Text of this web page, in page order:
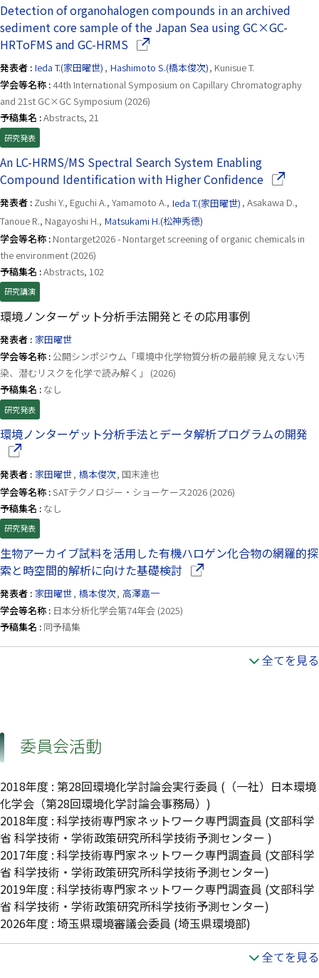
Detection of organohalogen compounds in an archived
sediment core sample of the Japan Sea using GC×GC-
HRToFMS and GC-HRMS（別ウインドウで開きます）
発表者 : Ieda T.(家田曜世) , Hashimoto S.(橋本俊次), Kunisue T.
学会等名称 : 44th International Symposium on Capillary Chromatography
and 21st GC×GC Symposium (2026)
予稿集名 :Abstracts, 21
研究発表
An LC-HRMS/MS Spectral Search System Enabling
Compound Identification with Higher Confidence（別ウイ
発表者 : Zushi Y., Eguchi A., Yamamoto A., Ieda T.(家田曜世) , Asakawa D.,
Tanoue R., Nagayoshi H., Matsukami H.(松神秀徳)
学会等名称 : Nontarget2026 - Nontarget screening of organic chemicals in
the environment (2026)
予稿集名 :Abstracts, 102
研究講演
環境ノンターゲット分析手法開発とその応用事例
発表者 : 家田曜世
学会等名称 : 公開シンポジウム「環境中化学物質分析の最前線 見えない汚
染、潜むリスクを化学で読み解く」 (2026)
予稿集名 : なし
研究発表
環境ノンターゲット分析手法とデータ解析プログラムの開発
発表者 : 家田曜世, 橋本俊次, 国末達也
学会等名称 :SATテクノロジー・ショーケース2026 (2026)
予稿集名 : なし
研究発表
生物アーカイブ試料を活用した有機ハロゲン化合物の網羅的探
索と時空間的解析に向けた基礎検討（別ウインドウで開きま
発表者 : 家田曜世, 橋本俊次, 高澤嘉一
学会等名称 : 日本分析化学会第74年会 (2025)
予稿集名 : 同予稿集
全てを見る
委員会活動
2018年度 : 第28回環境化学討論会実行委員 (（一社）日本環境
化学会（第28回環境化学討論会事務局）)
2018年度 : 科学技術専門家ネットワーク専門調査員 (文部科学
省 科学技術・学術政策研究所科学技術予測センター )
2017年度 : 科学技術専門家ネットワーク専門調査員 (文部科学
省 科学技術・学術政策研究所科学技術予測センター)
2019年度 : 科学技術専門家ネットワーク専門調査員 (文部科学
省 科学技術・学術政策研究所科学技術予測センター)
2026年度 : 埼玉県環境審議会委員 (埼玉県環境部)
全てを見る